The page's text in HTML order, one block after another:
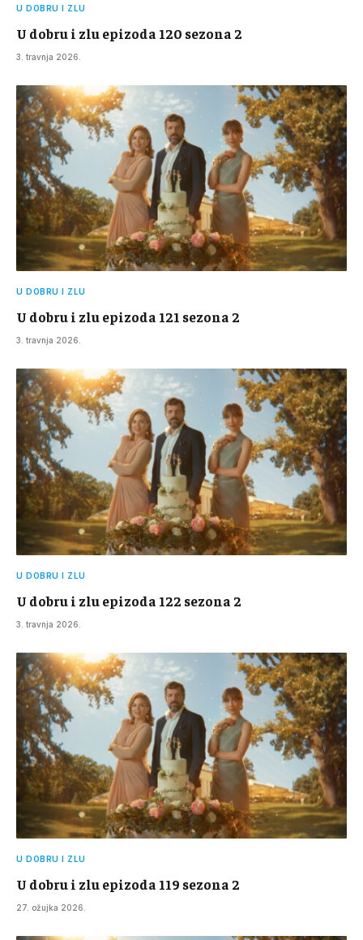
U DOBRU I ZLU
U dobru i zlu epizoda 120 sezona 2
3. travnja 2026.
U DOBRU I ZLU
U dobru i zlu epizoda 121 sezona 2
3. travnja 2026.
U DOBRU I ZLU
U dobru i zlu epizoda 122 sezona 2
3. travnja 2026.
U DOBRU I ZLU
U dobru i zlu epizoda 119 sezona 2
27. ožujka 2026.